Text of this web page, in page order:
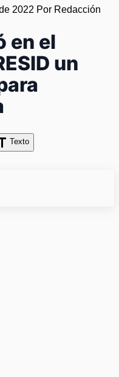
2022 Por Redacción
en el
un
Texto